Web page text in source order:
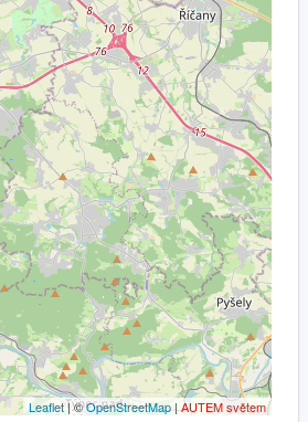
Leaflet| ©OpenStreetMap |AUTEM světem